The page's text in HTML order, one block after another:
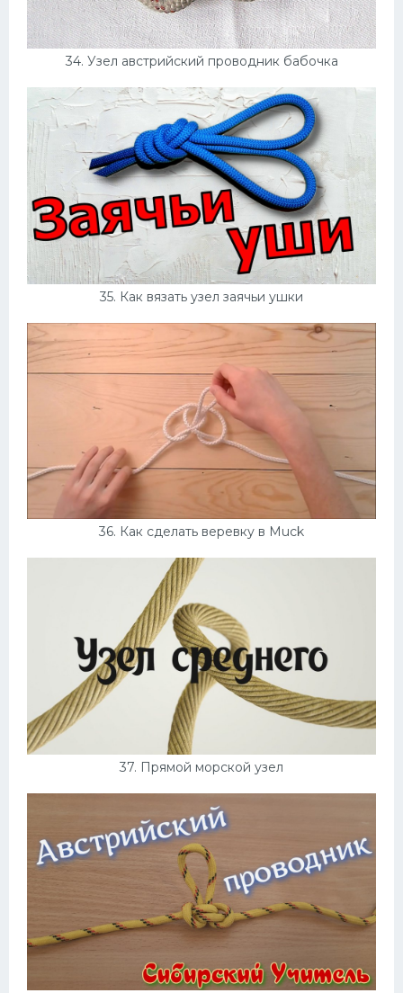
34. Узел австрийский проводник бабочка
35. Как вязать узел заячьи ушки
36. Как сделать веревку в Muck
37. Прямой морской узел